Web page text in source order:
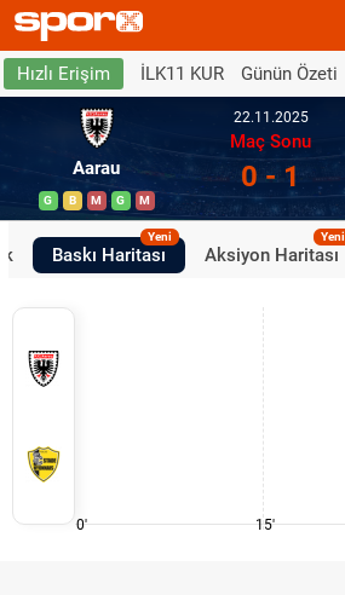
Hızlı Erişim İLK11 KUR Günün Özeti
Aarau
G B M G M
22.11.2025
Maç Sonu
0 - 1
Baskı Haritası
Yeni
Aksiyon Haritası
Yeni
0' 15'